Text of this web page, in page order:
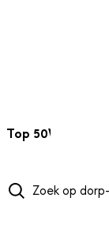
Top 50Webcams